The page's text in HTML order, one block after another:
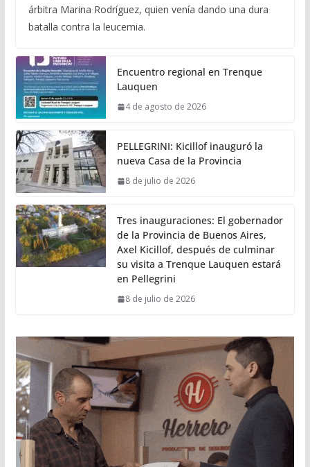
árbitra Marina Rodríguez, quien venía dando una dura
batalla contra la leucemia.
Encuentro regional en Trenque
Lauquen
4 de agosto de 2026
PELLEGRINI: Kicillof inauguró la
nueva Casa de la Provincia
8 de julio de 2026
Tres inauguraciones: El gobernador
de la Provincia de Buenos Aires,
Axel Kicillof, después de culminar
su visita a Trenque Lauquen estará
en Pellegrini
8 de julio de 2026